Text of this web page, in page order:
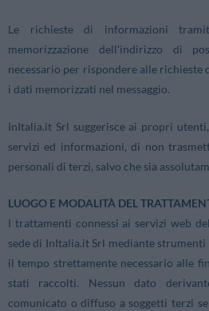
Le richieste di informazioni
memorizzazione dell'indirizzo di
necessario per rispondere alle richieste
i dati memorizzati nel messaggio.
InItalia.it Srl suggerisce ai propri
servizi ed informazioni, di non
personali di terzi, salvo che sia
LUOGO E MODALITÀ DEL
I trattamenti connessi ai servizi web
sede di InItalia.it Srl mediante
il tempo strettamente necessario alle
stati raccolti. Nessun dato
comunicato o diffuso a soggetti terzi